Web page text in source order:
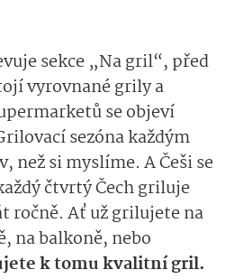
sekce „Na gril“, před
vyrovnané grily a
se objeví
sezóna každým
než si myslíme. A Češi se
čtvrtý Čech griluje
ročně. Ať už grilujete na
na balkoně, nebo
k tomu kvalitní gril.